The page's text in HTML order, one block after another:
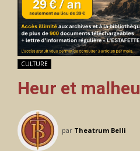
CULTURE
Heur et
par Theatrum Belli